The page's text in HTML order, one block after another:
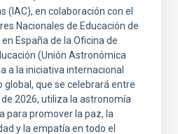
(IAC), en colaboración con el
Nacionales de Educación de
España de la Oficina de
(Unión Astronómica
a la iniciativa internacional
global, que se celebrará entre
2026, utiliza la astronomía
para promover la paz, la
y la empatía en todo el